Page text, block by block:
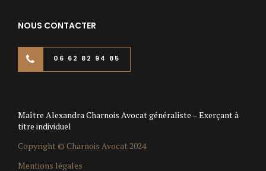
NOUS CONTACTER
06 62 82 94 85
Maître Alexandra Charnois Avocat généraliste – Exerçant à
titre individuel
Copyright © Charnois Avocat 2024
Mentions légales